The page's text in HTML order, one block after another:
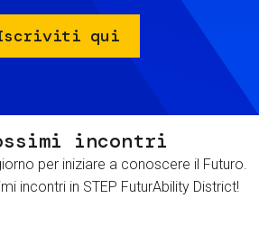
qui
incontri
per iniziare a conoscere il Futuro.
incontri in STEP FuturAbility District!